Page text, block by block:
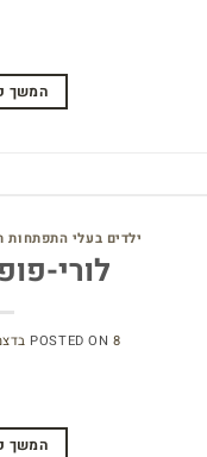
המשך
ילדים בעלי התפתחות
לורי-
POSTED ON 8 בדצמבר 2019
המשך